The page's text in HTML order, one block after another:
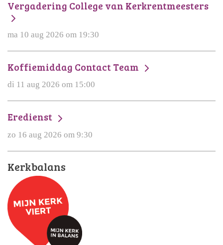
Vergadering College van Kerkrentmeesters
ma 10 aug 2026 om 19:30
Koffiemiddag Contact Team
di 11 aug 2026 om 15:00
Eredienst
zo 16 aug 2026 om 9:30
Kerkbalans